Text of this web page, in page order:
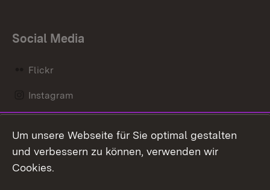
Social Media
Flickr
Instagram
Mastodon
Messenger
Um unsere Webseite für Sie optimal gestalten
und verbessern zu können, verwenden wir
Cookies.